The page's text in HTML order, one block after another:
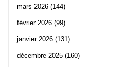
mars 2026 (144)
février 2026 (99)
janvier 2026 (131)
décembre 2025 (160)